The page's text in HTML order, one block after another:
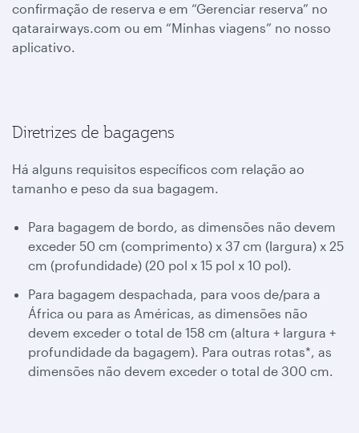
confirmação de reserva e em “Gerenciar reserva” no
qatarairways.com ou em “Minhas viagens” no nosso
aplicativo.
Diretrizes de bagagens
Há alguns requisitos específicos com relação ao
tamanho e peso da sua bagagem.
Para bagagem de bordo, as dimensões não devem
exceder 50 cm (comprimento) x 37 cm (largura) x 25
cm (profundidade) (20 pol x 15 pol x 10 pol).
Para bagagem despachada, para voos de/para a
África ou para as Américas, as dimensões não
devem exceder o total de 158 cm (altura + largura +
profundidade da bagagem). Para outras rotas*, as
dimensões não devem exceder o total de 300 cm.